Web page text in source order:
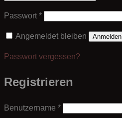
Passwort*Erforderlich
Angemeldet bleiben Anmelden
Passwort vergessen?
Registrieren
Benutzername *Erforderlich